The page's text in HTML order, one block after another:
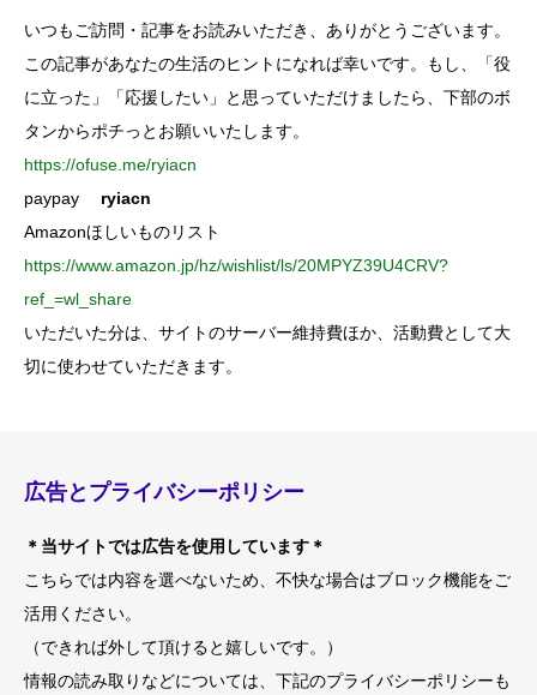
いつもご訪問・記事をお読みいただき、ありがとうございます。
この記事があなたの生活のヒントになれば幸いです。もし、「役
に立った」「応援したい」と思っていただけましたら、下部のボ
タンからポチっとお願いいたします。
https://ofuse.me/ryiacn
paypay ryiacn
Amazonほしいものリスト
https://www.amazon.jp/hz/wishlist/ls/20MPYZ39U4CRV?
ref_=wl_share
いただいた分は、サイトのサーバー維持費ほか、活動費として大
切に使わせていただきます。
広告とプライバシーポリシー
＊当サイトでは広告を使用しています＊
こちらでは内容を選べないため、不快な場合はブロック機能をご
活用ください。
（できれば外して頂けると嬉しいです。）
情報の読み取りなどについては、下記のプライバシーポリシーも